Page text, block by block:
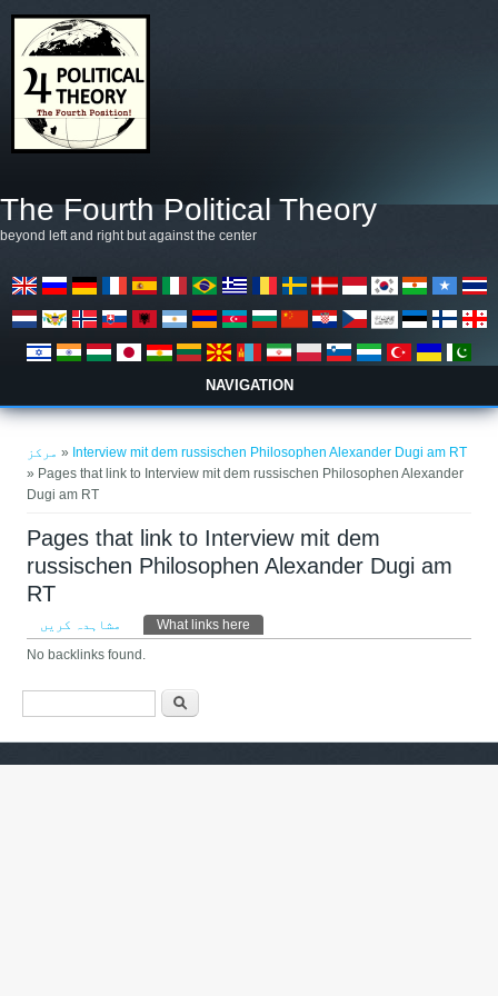
The Fourth Political Theory
beyond left and right but against the center
NAVIGATION
مرکز » Interview mit dem russischen Philosophen Alexander Dugi am RT
» Pages that link to Interview mit dem russischen Philosophen Alexander
Dugi am RT
Pages that link to Interview mit dem
russischen Philosophen Alexander Dugi am
RT
Primary tabs
مشاہدہ کریں What links here
No backlinks found.